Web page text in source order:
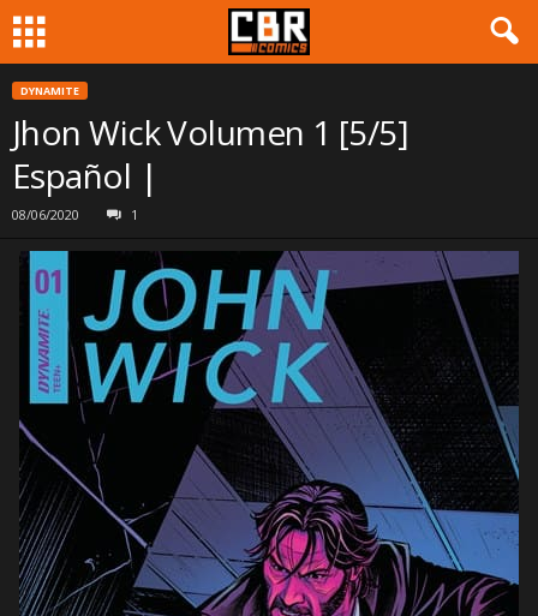
DYNAMITE
Jhon Wick Volumen 1 [5/5]
Español |
08/06/2020 1